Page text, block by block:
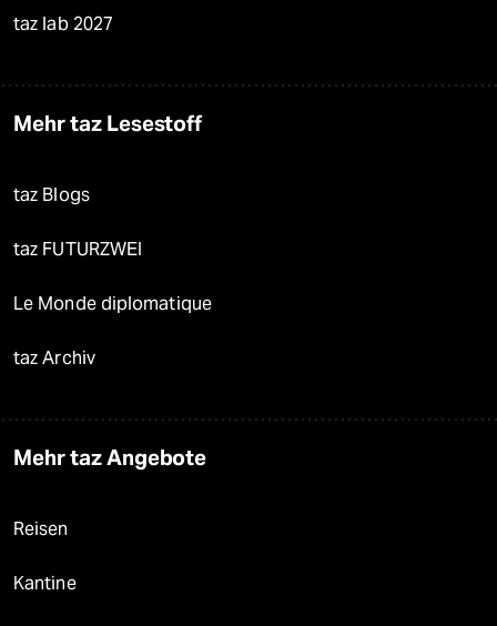
taz lab 2027
Mehr taz Lesestoff
taz Blogs
taz FUTURZWEI
Le Monde diplomatique
taz Archiv
Mehr taz Angebote
Reisen
Kantine